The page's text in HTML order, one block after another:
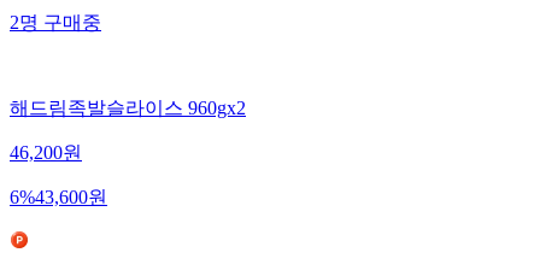
2명구매중
해드림족발슬라이스 960gx2
46,200원
6%43,600원